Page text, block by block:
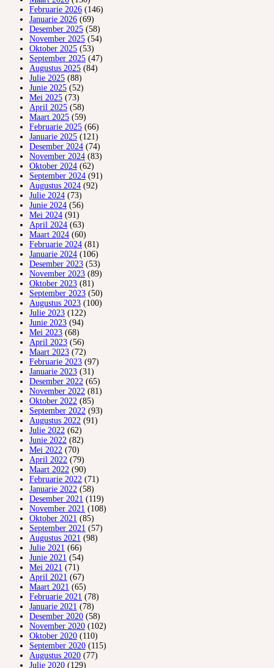
Februarie 2026 (146)
Januarie 2026 (69)
Desember 2025 (58)
November 2025 (54)
Oktober 2025 (53)
September 2025 (47)
Augustus 2025 (84)
Julie 2025 (88)
Junie 2025 (52)
Mei 2025 (73)
April 2025 (58)
Maart 2025 (59)
Februarie 2025 (66)
Januarie 2025 (121)
Desember 2024 (74)
November 2024 (83)
Oktober 2024 (62)
September 2024 (91)
Augustus 2024 (92)
Julie 2024 (73)
Junie 2024 (56)
Mei 2024 (91)
April 2024 (63)
Maart 2024 (60)
Februarie 2024 (81)
Januarie 2024 (106)
Desember 2023 (53)
November 2023 (89)
Oktober 2023 (81)
September 2023 (50)
Augustus 2023 (100)
Julie 2023 (122)
Junie 2023 (94)
Mei 2023 (68)
April 2023 (56)
Maart 2023 (72)
Februarie 2023 (97)
Januarie 2023 (31)
Desember 2022 (65)
November 2022 (81)
Oktober 2022 (85)
September 2022 (93)
Augustus 2022 (91)
Julie 2022 (62)
Junie 2022 (82)
Mei 2022 (70)
April 2022 (79)
Maart 2022 (90)
Februarie 2022 (71)
Januarie 2022 (58)
Desember 2021 (119)
November 2021 (108)
Oktober 2021 (85)
September 2021 (57)
Augustus 2021 (98)
Julie 2021 (66)
Junie 2021 (54)
Mei 2021 (71)
April 2021 (67)
Maart 2021 (65)
Februarie 2021 (78)
Januarie 2021 (78)
Desember 2020 (58)
November 2020 (102)
Oktober 2020 (110)
September 2020 (115)
Augustus 2020 (77)
Julie 2020 (129)